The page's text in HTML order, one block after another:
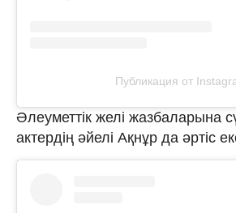
Публикация от
Әлеуметтік желі жазбаларына
актердің әйелі Ақнұр да әртіс